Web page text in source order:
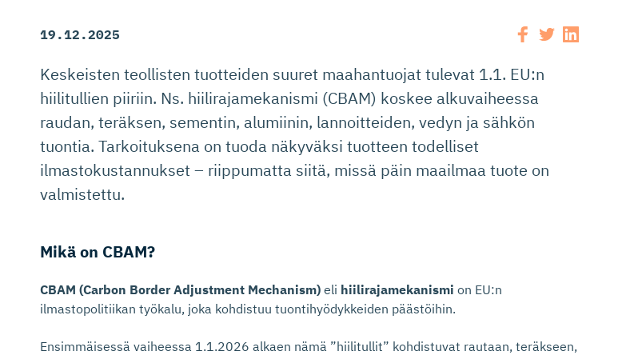
19.12.2025
Keskeisten teollisten tuotteiden suuret maahantuojat tulevat 1.1. EU:n
hiilitullien piiriin. Ns. hiilirajamekanismi (CBAM) koskee alkuvaiheessa
raudan, teräksen, sementin, alumiinin, lannoitteiden, vedyn ja sähkön
tuontia. Tarkoituksena on tuoda näkyväksi tuotteen todelliset
ilmastokustannukset – riippumatta siitä, missä päin maailmaa tuote on
valmistettu.
Mikä on CBAM?
CBAM (Carbon Border Adjustment Mechanism) eli hiilirajamekanismi on EU:n
ilmastopolitiikan työkalu, joka kohdistuu tuontihyödykkeiden päästöihin.
Ensimmäisessä vaiheessa 1.1.2026 alkaen nämä ”hiilitullit” kohdistuvat rautaan, teräkseen,